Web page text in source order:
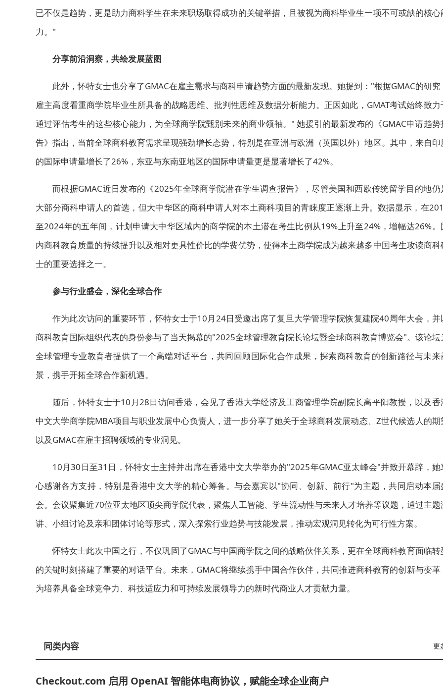
已不仅是趋势，更是助力商科学生在未来职场取得成功的关键举措，且被视为商科毕业生一项不可或缺的核心
力。"
分享前沿洞察，共绘发展蓝图
此外，怀特女士也分享了GMAC在雇主需求与商科申请趋势方面的最新发现。她提到："根据GMAC的研究
雇主高度看重商学院毕业生所具备的战略思维、批判性思维及数据分析能力。正因如此，GMAT考试始终致力
通过评估考生的这些核心能力，为全球商学院甄别未来的商业领袖。"她援引的最新发布的《GMAC申请趋势
告》指出，当前全球商科教育需求呈现强劲增长态势，特别是在亚洲与欧洲（英国以外）地区。其中，来自印
的国际申请量增长了26%，东亚与东南亚地区的国际申请量更是显著增长了42%。
而根据GMAC近日发布的《2025年全球商学院潜在学生调查报告》，尽管美国和西欧传统留学目的地仍
大部分商科申请人的首选，但大中华区的商科申请人对本土商科项目的青睐度正逐渐上升。数据显示，在
至2024年的五年间，计划申请大中华区域内的商学院的本土潜在考生比例从19%上升至24%，增幅达26%。
内商科教育质量的持续提升以及相对更具性价比的学费优势，使得本土商学院成为越来越多中国考生攻读商科
士的重要选择之一。
参与行业盛会，深化全球合作
作为此次访问的重要环节，怀特女士于10月24日受邀出席了复旦大学管理学院恢复建院40周年大会，并
商科教育国际组织代表的身份参与了当天揭幕的"2025全球管理教育院长论坛暨全球商科教育博览会"。该论坛
全球管理专业教育者提供了一个高端对话平台，共同回顾国际化合作成果，探索商科教育的创新路径与未来
景，携手开拓全球合作新机遇。
随后，怀特女士于10月28日访问香港，会见了香港大学经济及工商管理学院副院长高平阳教授，以及香
中文大学商学院MBA项目与职业发展中心负责人，进一步分享了她关于全球商科发展动态、Z世代候选人的期
以及GMAC在雇主招聘领域的专业洞见。
10月30日至31日，怀特女士主持并出席在香港中文大学举办的"2025年GMAC亚太峰会"并致开幕辞，她
心感谢各方支持，特别是香港中文大学的精心筹备。与会嘉宾以"协同、创新、前行"为主题，共同启动本届
会。会议聚集近70位亚太地区顶尖商学院代表，聚焦人工智能、学生流动性与未来人才培养等议题，通过主题
讲、小组讨论及亲和团体讨论等形式，深入探索行业趋势与技能发展，推动宏观洞见转化为可行性方案。
怀特女士此次中国之行，不仅巩固了GMAC与中国商学院之间的战略伙伴关系，更在全球商科教育面临转
的关键时刻搭建了重要的对话平台。未来，GMAC将继续携手中国合作伙伴，共同推进商科教育的创新与变革
为培养具备全球竞争力、科技适应力和可持续发展领导力的新时代商业人才贡献力量。
更
同类内容
Checkout.com 启用 OpenAI 智能体电商协议，赋能全球企业商户